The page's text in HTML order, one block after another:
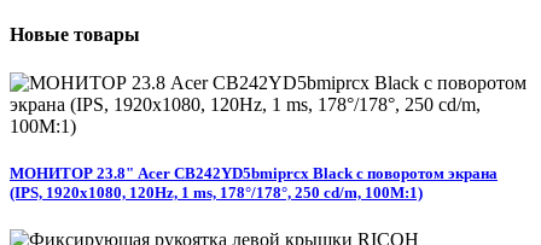
Новые товары
МОНИТОР 23.8" Acer CB242YD5bmiprcx Black с поворотом экрана
(IPS, 1920x1080, 120Hz, 1 ms, 178°/178°, 250 cd/m, 100M:1)